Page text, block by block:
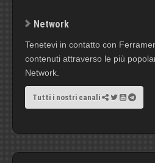
Network
Tenetevi in contatto con
contenuti attraverso le più
Network.
Tutti i nostri canali